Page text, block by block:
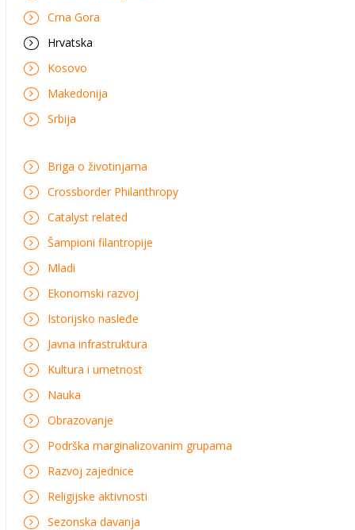
Crna Gora
Hrvatska
Kosovo
Makedonija
Srbija
Briga o životinjama
Crossborder Philanthropy
Catalyst related
Šampioni filantropije
Mladi
Ekonomski razvoj
Istorijsko nasleđe
Javna infrastruktura
Kultura i umetnost
Nauka
Obrazovanje
Podrška marginalizovanim grupama
Razvoj zajednice
Religijske aktivnosti
Sezonska davanja